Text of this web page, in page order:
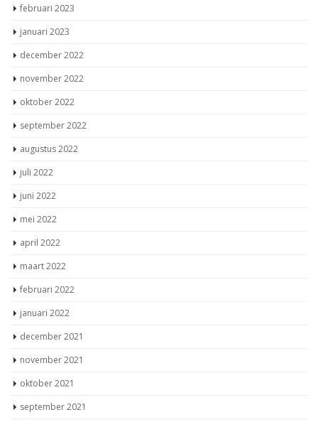
februari 2023
januari 2023
december 2022
november 2022
oktober 2022
september 2022
augustus 2022
juli 2022
juni 2022
mei 2022
april 2022
maart 2022
februari 2022
januari 2022
december 2021
november 2021
oktober 2021
september 2021